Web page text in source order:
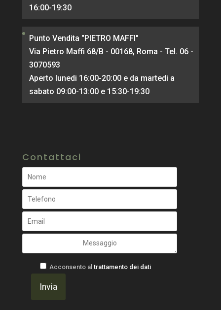
16:00-19:30
Punto Vendita "PIETRO MAFFI"
Via Pietro Maffi 68/B - 00168, Roma - Tel. 06 -
3070593
Aperto lunedi 16:00-20:00 e da martedi a
sabato 09:00-13:00 e 15:30-19:30
Contattaci
Acconsento al trattamento dei dati